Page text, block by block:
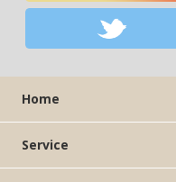
Home
Service